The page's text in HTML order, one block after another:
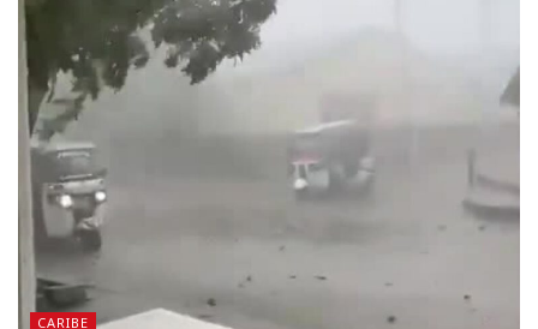
CARIBE